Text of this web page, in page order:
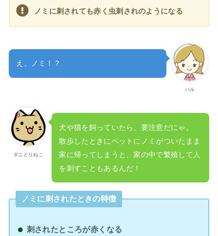
ノミに刺されても赤く虫刺されのようになる
ハル
え、ノミ！？
ダニとりねこ
犬や猫を飼っていたら、要注意だにゃ。
散歩したときにペットにノミがついたまま
家に帰ってしまうと、家の中で繁殖して人
を刺すこともあるんだ！
ノミに刺されたときの特徴
刺されたところが赤くなる